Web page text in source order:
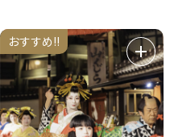
おすすめ!!